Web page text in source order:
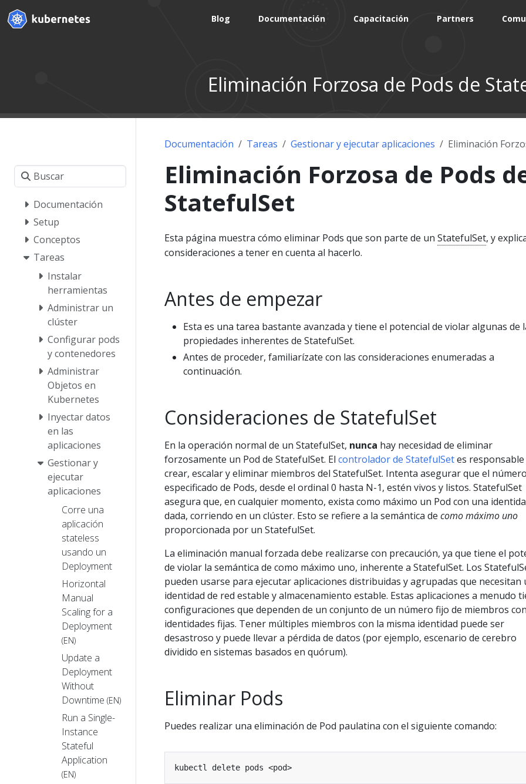
Blog Documentación Capacitación Partners
Eliminación Forzosa de Pods de
Documentación
Setup
Conceptos
Tareas
Instalar
herramientas
Administrar un
clúster
Configurar pods
y contenedores
Administrar
Objetos en
Kubernetes
Inyectar datos
en las
aplicaciones
Gestionar y
ejecutar
aplicaciones
Corre una
aplicación
stateless
usando un
Deployment
Horizontal
Manual
Scaling for a
Deployment
(EN)
Update a
Deployment
Without
Downtime (EN)
Run a Single-
Instance
Stateful
Application
(EN)
Documentación Tareas Gestionar y ejecutar aplicaciones Eliminación
Eliminación Forzosa de Pods
StatefulSet
Esta página muestra cómo eliminar Pods que son parte de un StatefulSet, y
consideraciones a tener en cuenta al hacerlo.
Antes de empezar
Esta es una tarea bastante avanzada y tiene el potencial de violar algunas de
propiedades inherentes de StatefulSet.
Antes de proceder, familiarízate con las consideraciones enumeradas a
continuación.
Consideraciones de StatefulSet
En la operación normal de un StatefulSet, nunca hay necesidad de eliminar
forzosamente un Pod de StatefulSet. El controlador de StatefulSetes responsable
crear, escalar y eliminar miembros del StatefulSet. Intenta asegurar que el número
especificado de Pods, desde el ordinal 0 hasta N-1, estén vivos y listos. StatefulSet
asegura que, en cualquier momento, exista como máximo un Pod con una
dada, corriendo en un clúster. Esto se refiere a la semántica de como máximo uno
proporcionada por un StatefulSet.
La eliminación manual forzada debe realizarse con precaución, ya que tiene el
de violar la semántica de como máximo uno, inherente a StatefulSet. Los
pueden usarse para ejecutar aplicaciones distribuidas y agrupadas que necesitan
identidad de red estable y almacenamiento estable. Estas aplicaciones a menudo
configuraciones que dependen de un conjunto de un número fijo de miembros con
identidades fijas. Tener múltiples miembros con la misma identidad puede ser
desastroso y puede llevar a pérdida de datos (por ejemplo, escenario de cerebro
dividido en sistemas basados en quórum).
Eliminar Pods
Puedes realizar una eliminación de Pod paulatina con el siguiente comando: